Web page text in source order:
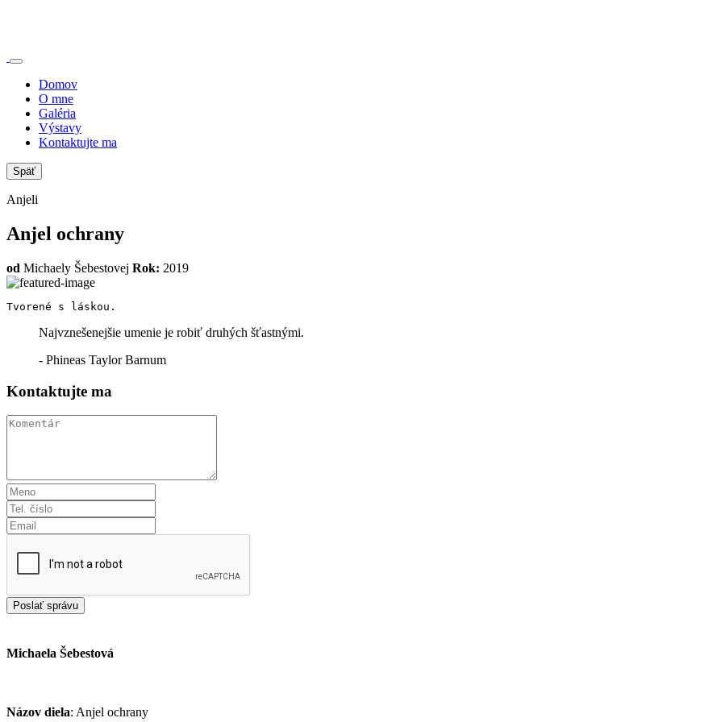
Domov
O mne
Galéria
Výstavy
Kontaktujte ma
Späť
Anjeli
Anjel ochrany
od Michaely Šebestovej Rok: 2019
Tvorené s láskou.
Najvznešenejšie umenie je robiť druhých šťastnými.
- Phineas Taylor Barnum
Kontaktujte ma
Michaela Šebestová
Názov diela: Anjel ochrany